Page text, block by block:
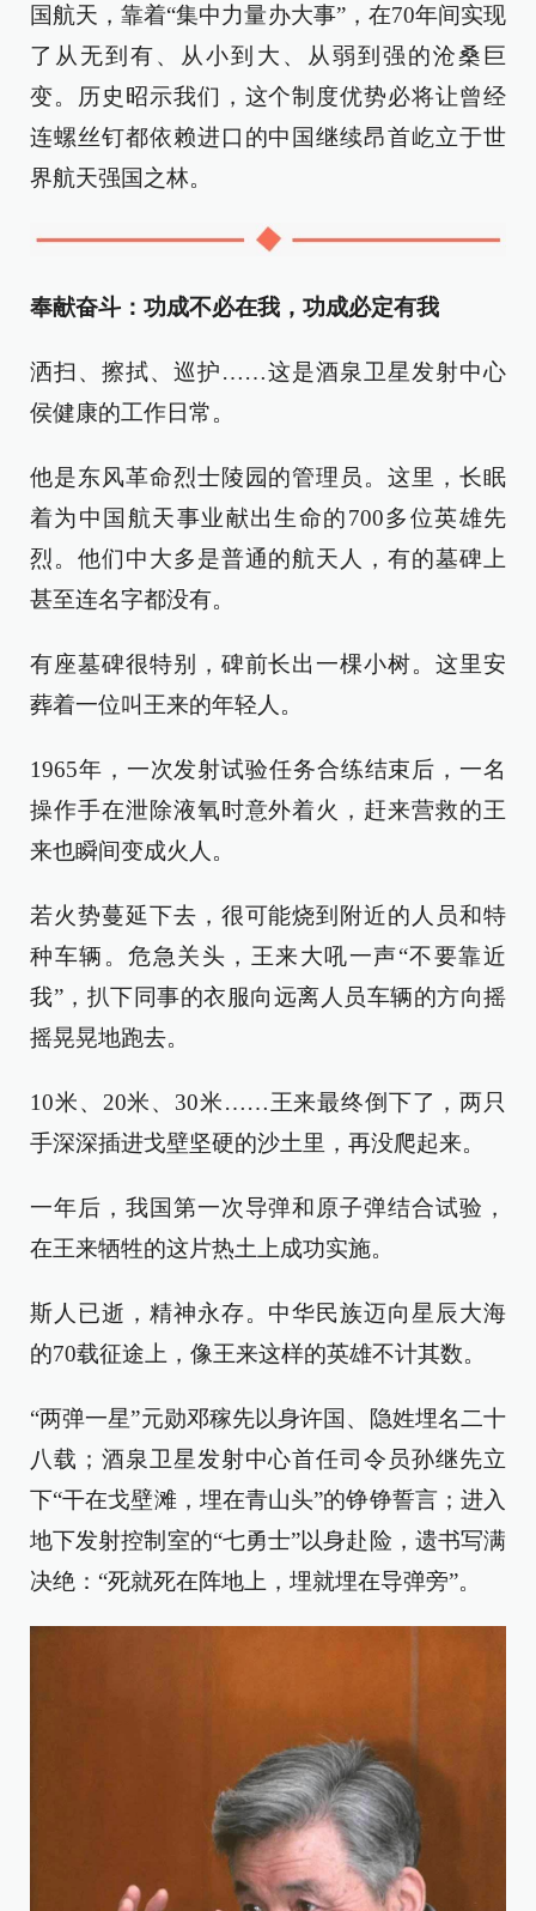
国航天，靠着“集中力量办大事”，在70年间实现
了从无到有、从小到大、从弱到强的沧桑巨
变。历史昭示我们，这个制度优势必将让曾经
连螺丝钉都依赖进口的中国继续昂首屹立于世
界航天强国之林。
奉献奋斗：功成不必在我，功成必定有我
洒扫、擦拭、巡护……这是酒泉卫星发射中心
侯健康的工作日常。
他是东风革命烈士陵园的管理员。这里，长眠
着为中国航天事业献出生命的700多位英雄先
烈。他们中大多是普通的航天人，有的墓碑上
甚至连名字都没有。
有座墓碑很特别，碑前长出一棵小树。这里安
葬着一位叫王来的年轻人。
1965年，一次发射试验任务合练结束后，一名
操作手在泄除液氧时意外着火，赶来营救的王
来也瞬间变成火人。
若火势蔓延下去，很可能烧到附近的人员和特
种车辆。危急关头，王来大吼一声“不要靠近
我”，扒下同事的衣服向远离人员车辆的方向摇
摇晃晃地跑去。
10米、20米、30米……王来最终倒下了，两只
手深深插进戈壁坚硬的沙土里，再没爬起来。
一年后，我国第一次导弹和原子弹结合试验，
在王来牺牲的这片热土上成功实施。
斯人已逝，精神永存。中华民族迈向星辰大海
的70载征途上，像王来这样的英雄不计其数。
“两弹一星”元勋邓稼先以身许国、隐姓埋名二十
八载；酒泉卫星发射中心首任司令员孙继先立
下“干在戈壁滩，埋在青山头”的铮铮誓言；进入
地下发射控制室的“七勇士”以身赴险，遗书写满
决绝：“死就死在阵地上，埋就埋在导弹旁”。